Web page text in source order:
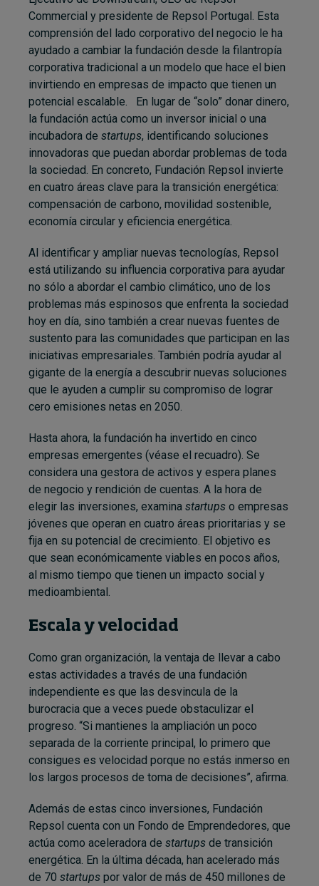
Commercial y presidente de Repsol Portugal. Esta
comprensión del lado corporativo del negocio le ha
ayudado a cambiar la fundación desde la filantropía
corporativa tradicional a un modelo que hace el bien
invirtiendo en empresas de impacto que tienen un
potencial escalable. En lugar de “solo” donar dinero,
la fundación actúa como un inversor inicial o una
incubadora de startups, identificando soluciones
innovadoras que puedan abordar problemas de toda
la sociedad. En concreto, Fundación Repsol invierte
en cuatro áreas clave para la transición energética:
compensación de carbono, movilidad sostenible,
economía circular y eficiencia energética.
Al identificar y ampliar nuevas tecnologías, Repsol
está utilizando su influencia corporativa para ayudar
no sólo a abordar el cambio climático, uno de los
problemas más espinosos que enfrenta la sociedad
hoy en día, sino también a crear nuevas fuentes de
sustento para las comunidades que participan en las
iniciativas empresariales. También podría ayudar al
gigante de la energía a descubrir nuevas soluciones
que le ayuden a cumplir su compromiso de lograr
cero emisiones netas en 2050.
Hasta ahora, la fundación ha invertido en cinco
empresas emergentes (véase el recuadro). Se
considera una gestora de activos y espera planes
de negocio y rendición de cuentas. A la hora de
elegir las inversiones, examina startups o empresas
jóvenes que operan en cuatro áreas prioritarias y se
fija en su potencial de crecimiento. El objetivo es
que sean económicamente viables en pocos años,
al mismo tiempo que tienen un impacto social y
medioambiental.
Escala y velocidad
Como gran organización, la ventaja de llevar a cabo
estas actividades a través de una fundación
independiente es que las desvincula de la
burocracia que a veces puede obstaculizar el
progreso. “Si mantienes la ampliación un poco
separada de la corriente principal, lo primero que
consigues es velocidad porque no estás inmerso en
los largos procesos de toma de decisiones”, afirma.
Además de estas cinco inversiones, Fundación
Repsol cuenta con un Fondo de Emprendedores, que
actúa como aceleradora de startups de transición
energética. En la última década, han acelerado más
de 70 startups por valor de más de 450 millones de